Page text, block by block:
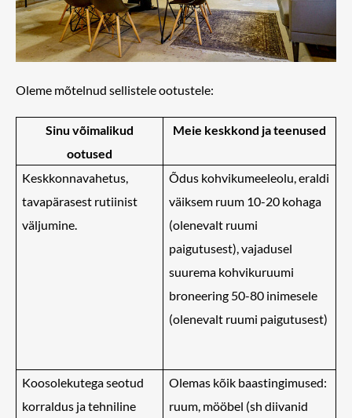
Oleme mõtelnud sellistele ootustele:
Sinu võimalikud
ootused
Meie keskkond ja teenused
Keskkonnavahetus,
tavapärasest rutiinist
väljumine.
Õdus kohvikumeeleolu, eraldi
väiksem ruum 10-20 kohaga
(olenevalt ruumi
paigutusest), vajadusel
suurema kohvikuruumi
broneering 50-80 inimesele
(olenevalt ruumi paigutusest)
Koosolekutega seotud
korraldus ja tehniline
Olemas kõik baastingimused:
ruum, mööbel (sh diivanid